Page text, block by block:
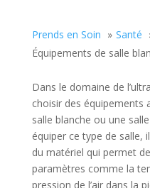
Prends en Soin Santé
Équipements de salle
Dans le domaine de
choisir des équipements
salle blanche ou une
équiper ce type de salle,
du matériel qui permet
paramètres comme la
pression de l’air dans la